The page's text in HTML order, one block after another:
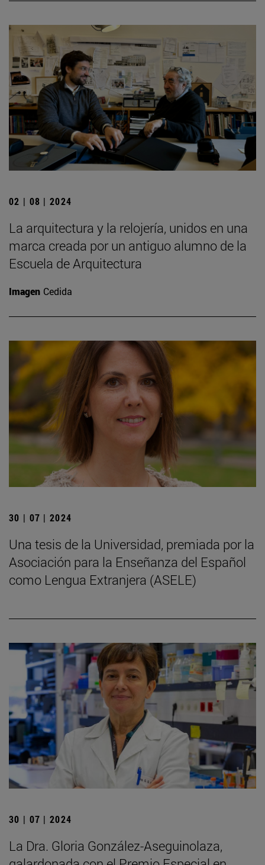
02 | 08 | 2024
La arquitectura y la relojería, unidos en una
marca creada por un antiguo alumno de la
Escuela de Arquitectura
Imagen Cedida
30 | 07 | 2024
Una tesis de la Universidad, premiada por la
Asociación para la Enseñanza del Español
como Lengua Extranjera (ASELE)
30 | 07 | 2024
La Dra. Gloria González-Aseguinolaza,